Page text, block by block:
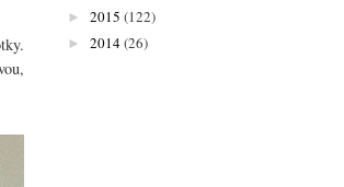
► 2015 (122)
► 2014(26)